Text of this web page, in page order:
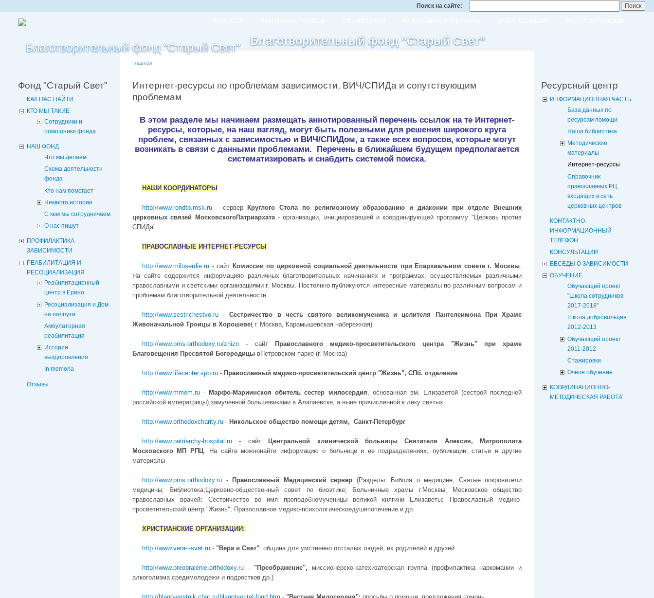
Поиск на сайте:
Благотворительный фонд "Старый Свет"
Фонд "Старый Свет"
КАК НАС НАЙТИ
КТО МЫ ТАКИЕ
Сотрудники и
помощники фонда
НАШ ФОНД
Что мы делаем
Схема деятельности
фонда
Кто нам помогает
Немного истории
С кем мы сотрудничаем
О нас пишут
ПРОФИЛАКТИКА
ЗАВИСИМОСТИ
РЕАБИЛИТАЦИЯ И
РЕСОЦИАЛИЗАЦИЯ
Реабилитационный
центр в Ерино
Ресоциализация и Дом
на полпути
Амбулаторная
реабилитация
Истории
выздоровления
In memoria
Отзывы
Главная
Интернет-ресурсы по проблемам зависимости, ВИЧ/СПИДа и сопутствующим
проблемам
В этом разделе мы начинаем размещать аннотированный перечень ссылок на те Интернет-
ресурсы, которые, на наш взгляд, могут быть полезными для решения широкого круга
проблем, связанных с зависимостью и ВИЧ/СПИДом, а также всех вопросов, которые могут
возникать в связи с данными проблемами. Перечень в ближайшем будущем предполагается
систематизировать и снабдить системой поиска.
НАШИ КООРДИНАТОРЫ
http://www.rondtb.msk.ru - сервер
Круглого Стола по религиозному образованию и диаконии при отделе Внешних
церковных связей МосковскогоПатриархата - организации, инициировавшей и координирующей программу "Церковь против
СПИДа"
ПРАВОСЛАВНЫЕ ИНТЕРНЕТ-РЕСУРСЫ
http://www.miloserdie.ru - сайт Комиссии по церковной социальной деятельности при Епархиальном совете г. Москвы.
На сайте содержится информацияо различных благотворительных начинаниях и программах, осуществляемых различными
православными и светскими организациями г. Москвы. Постоянно публикуются интересные материалы по различным вопросам и
проблемам благотворительной деятельности.
http://www.sestrichestvo.ru -Сестричество в честь святого великомученика и целителя Пантелеимона При Храме
Живоначальной Троицы в Хорошеве( г. Москва, Карамышевская набережная)
http://www.pms.orthodoxy.ru/zhizn - сайт
Православного медико-просветительского центра "Жизнь" при храме
Благовещения Пресвятой Богородицы вПетровском парке (г. Москва)
http://www.lifecenter.spb.ru - Православный медико-просветительский центр "Жизнь", СПб. отделение
http://www.mmom.ru - Марфо-Мариинскоя обитель сестер милосердия, основанная вм. Елизаветой (сестрой последней
российской императрицы),замученной большевиками в Алапаевске, а ныне причисленной к лику святых.
http://www.orthodoxcharity.ru - Никольское общество помощи детям, Санкт-Петербург
http://www.patriarchy-hospital.ru - сайт
Центральной клинической больницы Святителя Алексия, Митрополита
Московского МП РПЦ. На сайте можнонайти информацию о больнице и ее подразделениях, публикации, статьи и другие
материалы
http://www.pms.orthodoxy.ru - Православный Медицинский сервер (Разделы: Библия о медицине; Святые покровители
медицины; Библиотека;Церковно-общественный совет по биоэтике; Больничные храмы г.Москвы; Московское общество
православных врачей; Сестричество во имя преподобномученицы великой княгини Елизаветы; Православный медико-
просветительский центр "Жизнь"; Православное медико-психологическоедушепопечение и др.
ХРИСТИАНСКИЕ ОРГАНИЗАЦИИ:
http://www.vera-i-svet.ru - "Вера и Свет": общинa для умственно отсталых людей, их родителей и друзей
http://www.preobrajenie.orthodoxy.ru - "Преображение", миссионерско-катехизаторская группа (профилактика наркомании и
алкоголизма средимолодежи и подростков др.)
Ресурсный центр
ИНФОРМАЦИОННАЯ ЧАСТЬ
База данных по
ресурсам помощи
Наша библиотека
Методические
материалы
Интернет-ресурсы
Справочник
православных РЦ,
входящих в сеть
церковных центров
КОНТАКТНО-
ИНФОРМАЦИОННЫЙ
ТЕЛЕФОН
КОНСУЛЬТАЦИИ
БЕСЕДЫ О ЗАВИСИМОСТИ
ОБУЧЕНИЕ
Обучающий проект
"Школа сотрудников
2017-2018"
Школа добровольцев
2012-2013
Обучающий проект
2011-2012
Стажировки
Очное обучение
КООРДИНАЦИОННО-
МЕТОДИЧЕСКАЯ РАБОТА